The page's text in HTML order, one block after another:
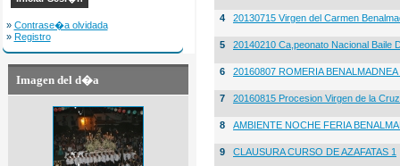
» Contrase�a olvidada
» Registro
Imagen del d�a
4 20130715 Virgen del Carmen
5 20140210 Ca,peonato Nacional Baile
6 20160807 ROMERIA
7 20160815 Procesion Virgen de la
8 AMBIENTE NOCHE FERIA
9 CLAUSURA CURSO DE AZAFATAS 1